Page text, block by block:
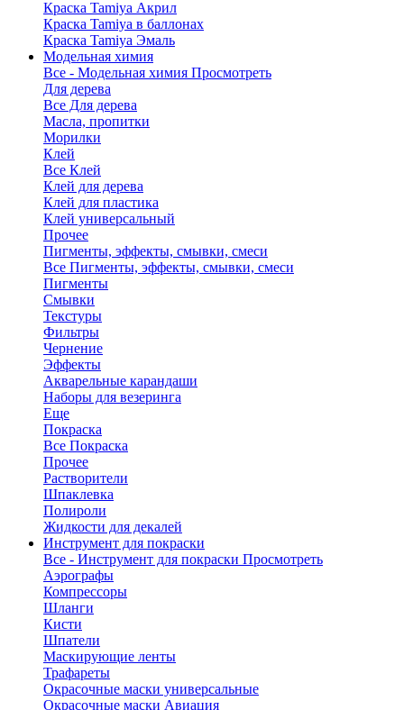
Краска Tamiya Акрил
Краска Tamiya в баллонах
Краска Tamiya Эмаль
Модельная химия
Все - Модельная химия Просмотреть
Для дерева
Все Для дерева
Масла, пропитки
Морилки
Клей
Все Клей
Клей для дерева
Клей для пластика
Клей универсальный
Прочее
Пигменты, эффекты, смывки, смеси
Все Пигменты, эффекты, смывки, смеси
Пигменты
Смывки
Текстуры
Фильтры
Чернение
Эффекты
Акварельные карандаши
Наборы для везеринга
Еще
Покраска
Все Покраска
Прочее
Растворители
Шпаклевка
Полироли
Жидкости для декалей
Инструмент для покраски
Все - Инструмент для покраски Просмотреть
Аэрографы
Компрессоры
Шланги
Кисти
Шпатели
Маскирующие ленты
Трафареты
Окрасочные маски универсальные
Окрасочные маски Авиация